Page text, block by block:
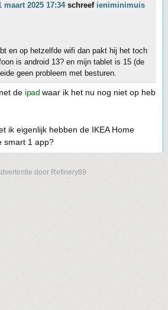
maart 2025 17:34schreef ieniminimuis
en op hetzelfde wifi dan pakt hij het toch
is android 13? en mijn tablet is 15 (de
geen probleem met besturen.
de ipad waar ik het nu nog niet op heb
ik eigenlijk hebben de IKEA Home
smart 1 app?
door Refinery89